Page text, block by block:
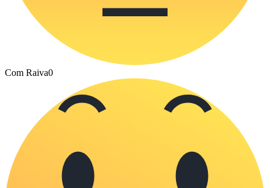
Com Raiva0